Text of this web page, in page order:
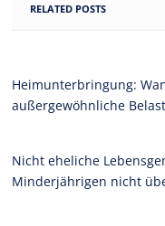
RELATED POSTS
Heimunterbringung:
außergewöhnliche
Nicht eheliche
Minderjährigen nicht